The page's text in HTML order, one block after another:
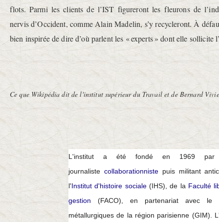
flots. Parmi les clients de l’IST figureront les fleurons de
nervis d’Occident, comme Alain Madelin, s’y recycleront. À
bien inspirée de dire d’où parlent les « experts » dont elle sollicite
Ce que Wikipédia dit de l'institut supérieur du Travail et de Bernard
L'institut a été fondé en 1969 par
journaliste collaborationniste puis militant
l'Institut d'histoire sociale (IHS), de la Faculté
gestion
(FACO), en partenariat avec le
métallurgiques de la région parisienne (GIM).